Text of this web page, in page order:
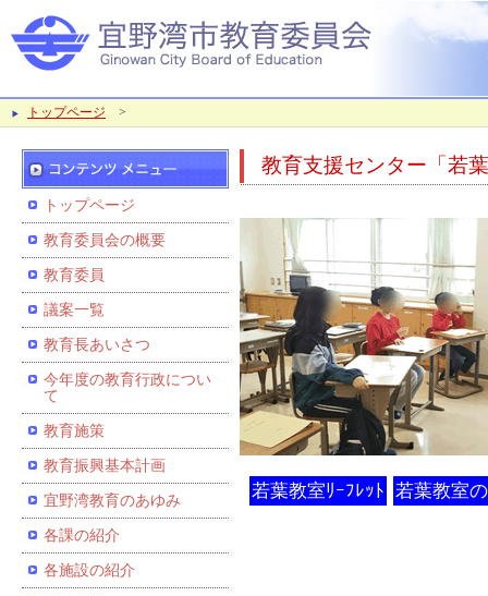
トップページ >
教育支援センター「若
若葉教室ﾘｰﾌﾚｯﾄ 若葉教室
トップページ
教育委員会の概要
教育委員
議案一覧
教育長あいさつ
今年度の教育行政につい
て
教育施策
教育振興基本計画
宜野湾教育のあゆみ
各課の紹介
各施設の紹介